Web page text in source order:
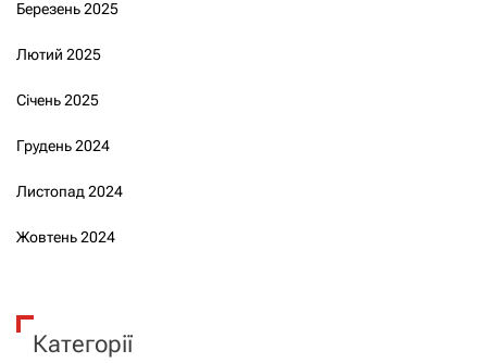
Березень 2025
Лютий 2025
Січень 2025
Грудень 2024
Листопад 2024
Жовтень 2024
Категорії